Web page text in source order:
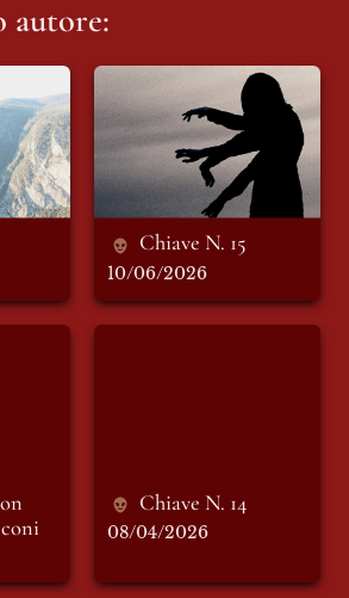
autore:
Chiave N. 15
Chiave N. 15
10/06/2026
Chiave N. 14
08/04/2026